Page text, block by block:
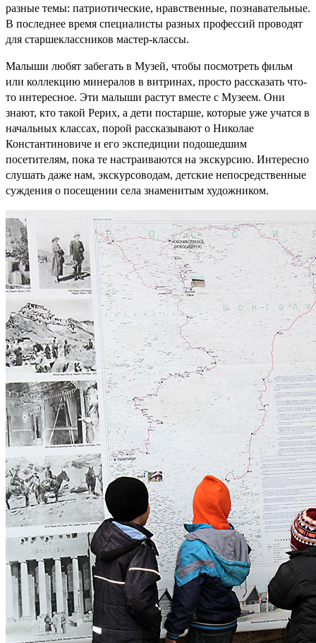
разные темы: патриотические, нравственные, познавательные.
В последнее время специалисты разных профессий проводят
для старшеклассников мастер-классы.
Малыши любят забегать в Музей, чтобы посмотреть фильм
или коллекцию минералов в витринах, просто рассказать что-
то интересное. Эти малыши растут вместе с Музеем. Они
знают, кто такой Рерих, а дети постарше, которые уже учатся в
начальных классах, порой рассказывают о Николае
Константиновиче и его экспедиции подошедшим
посетителям, пока те настраиваются на экскурсию. Интересно
слушать даже нам, экскурсоводам, детские непосредственные
суждения о посещении села знаменитым художником.